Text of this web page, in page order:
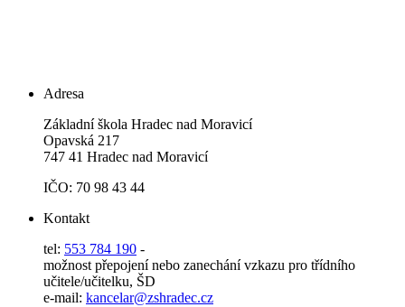
Adresa
Základní škola Hradec nad Moravicí
Opavská 217
747 41 Hradec nad Moravicí
IČO: 70 98 43 44
Kontakt
tel: 553 784 190 -
možnost přepojení nebo zanechání vzkazu pro třídního
učitele/učitelku, ŠD
e-mail: kancelar@zshradec.cz